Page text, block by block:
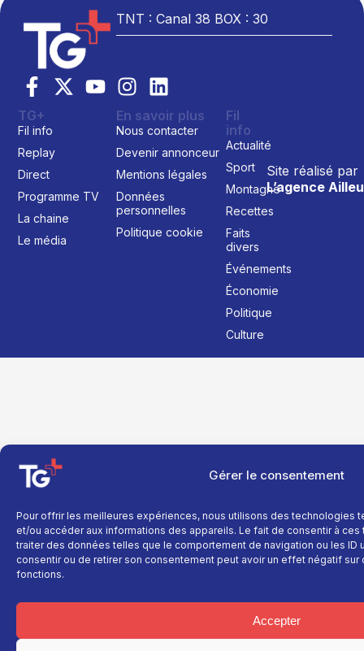
Gérer le consentement
Pour offrir les meilleures expériences, nous utilisons des technologies
et/ou accéder aux informations des appareils. Le fait de consentir à
traiter des données telles que le comportement de navigation ou les ID
consentir ou de retirer son consentement peut avoir un effet négatif
fonctions.
Accepter
TNT : Canal 38 BOX : 30
Site réalisé par
L’agence
TG+
Fil info
Replay
Direct
Programme TV
La chaine
Le média
En savoir plus
Nous contacter
Devenir annonceur
Mentions légales
Données
personnelles
Politique cookie
Fil
info
Actualité
Sport
Montagne
Recettes
Faits
divers
Événements
Économie
Politique
Culture